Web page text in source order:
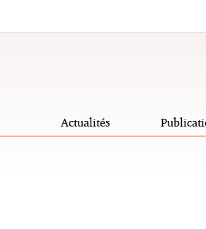
Actualités